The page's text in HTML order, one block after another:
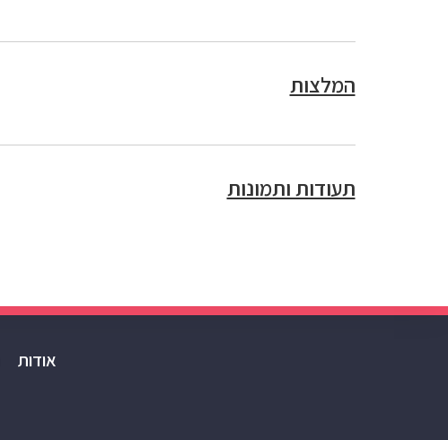
המלצות
תעודות ותמונות
אודות